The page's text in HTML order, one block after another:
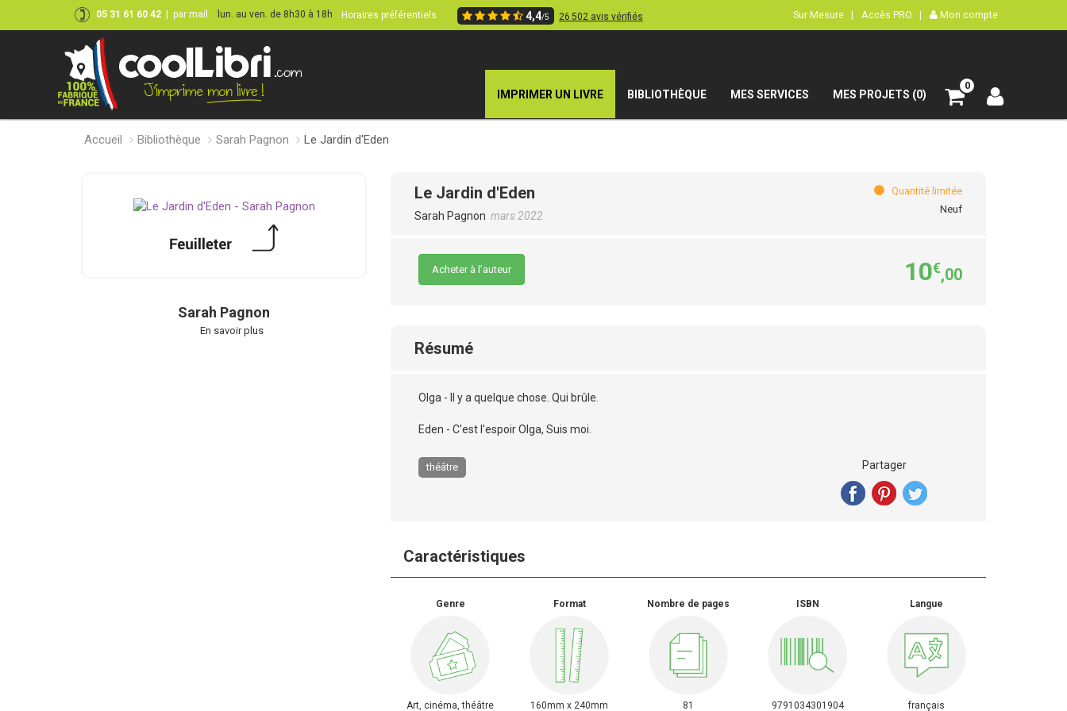
05 31 61 60 42 par mail lun. au ven. de 8h30 à 18h Horaires préférentiels 4,4/5 26 502 avis vérifiés Sur Mesure | Accès PRO | Mon compte
IMPRIMER UN LIVRE BIBLIOTHÈQUE MES SERVICES MES PROJETS (0)
0
Accueil Bibliothèque Sarah Pagnon Le Jardin d'Eden
Sarah Pagnon
En savoir plus
Le Jardin d'Eden
Sarah Pagnon mars 2022
Quantité limitée
Neuf
Acheter à l’auteur 10€,00
Résumé
Olga - Il y a quelque chose. Qui brûle.
Eden - C'est l'espoir Olga, Suis moi.
théâtre Partager
Caractéristiques
Genre
Art, cinéma, théâtre
Format
160mm x 240mm
Nombre de pages
81
ISBN
9791034301904
Langue
français